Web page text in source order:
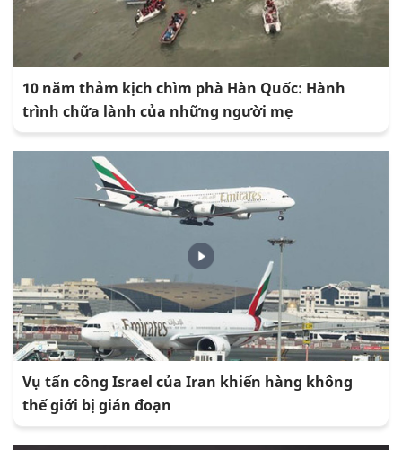
10 năm thảm kịch chìm phà Hàn Quốc: Hành
trình chữa lành của những người mẹ
Vụ tấn công Israel của Iran khiến hàng không
thế giới bị gián đoạn